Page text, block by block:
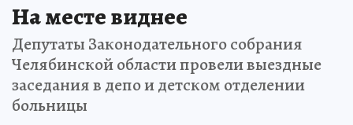
На месте виднее
Депутаты Законодательного собрания
Челябинской области провели выездные
заседания в депо и детском отделении
больницы